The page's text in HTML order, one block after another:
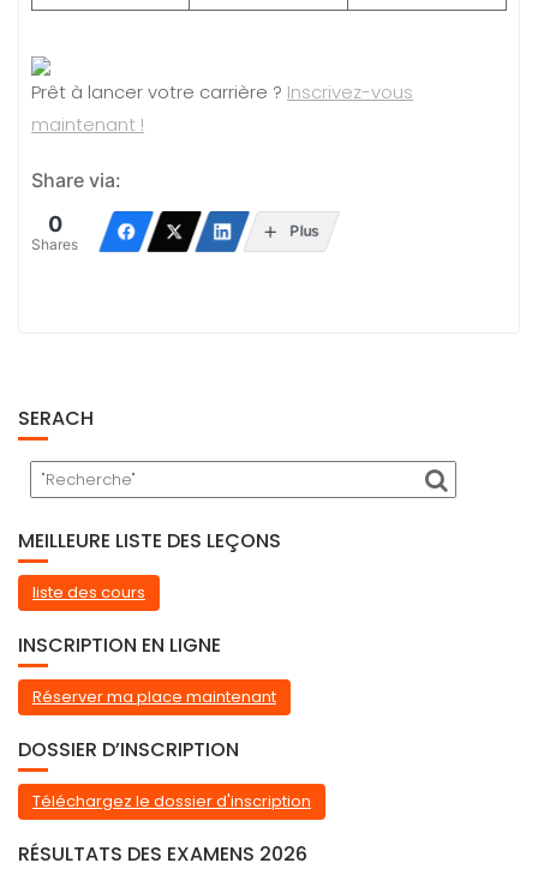
Prêt à lancer votre carrière ? Inscrivez-vous
maintenant !
Share via:
0
Shares
Plus
SERACH
MEILLEURE LISTE DES LEÇONS
liste des cours
INSCRIPTION EN LIGNE
Réserver ma place maintenant
DOSSIER D’INSCRIPTION
Téléchargez le dossier d'inscription
RÉSULTATS DES EXAMENS 2026